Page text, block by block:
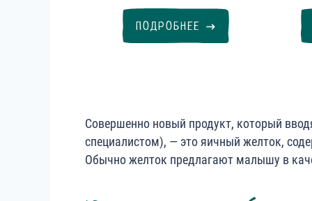
ПОДРОБНЕЕ
Совершенно новый продукт, который
специалистом), — это яичный желток,
Обычно желток предлагают малышу в